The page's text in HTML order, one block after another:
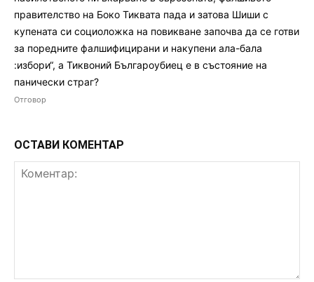
правителство на Боко Тиквата пада и затова Шиши с
купената си социоложка на повикване започва да се готви
за поредните фалшифицирани и накупени ала-бала
:избори“, а Тиквоний Българоубиец е в състояние на
панически страг?
Отговор
ОСТАВИ КОМЕНТАР